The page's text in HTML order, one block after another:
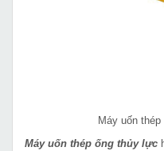
Máy uốn
Máy uốn thép ống thủy lực